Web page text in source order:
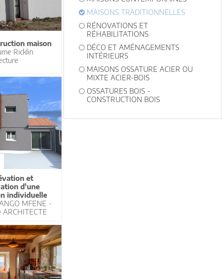
maison
Ricklin
et
d'une
individuelle
MFENE -
ARCHITECTE
MAISONS TRADITIONNELLES
RÉNOVATIONS ET
RÉHABILITATIONS
DÉCO ET AMÉNAGEMENTS
INTÉRIEURS
MAISONS OSSATURE ACIER OU
MIXTE ACIER-BOIS
OSSATURES BOIS -
CONSTRUCTION BOIS